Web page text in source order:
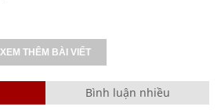
XEM THÊM BÀI VIẾT
Bình luận nhiều